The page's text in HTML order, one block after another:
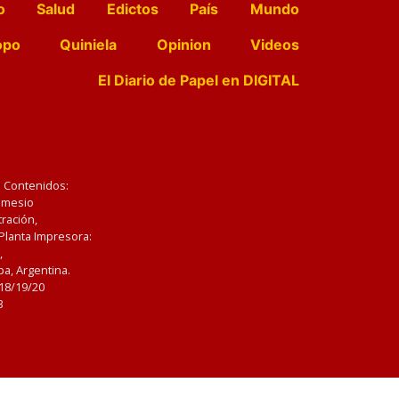
Salud Edictos País
Mundo
Quiniela Opinion
Videos
El Diario de Papel en DIGITAL
Impresora:
Argentina.
19/20